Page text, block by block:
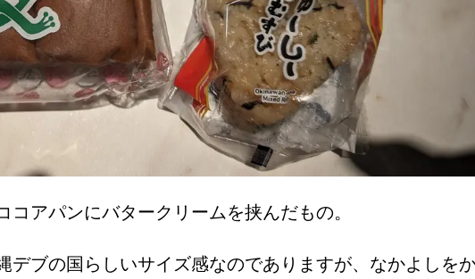
コアパンにバタークリームを挟んだもの。
デブの国らしいサイズ感なのでありますが、なかよしを